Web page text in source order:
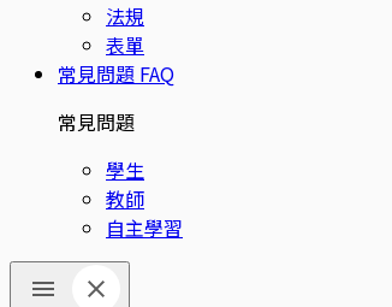
法規
表單
常見問題 FAQ
常見問題
學生
教師
自主學習